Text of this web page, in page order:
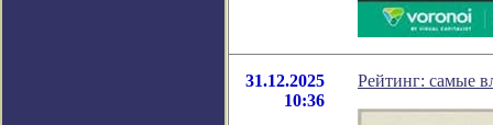
31.12.2025
10:36
Рейтинг: самые